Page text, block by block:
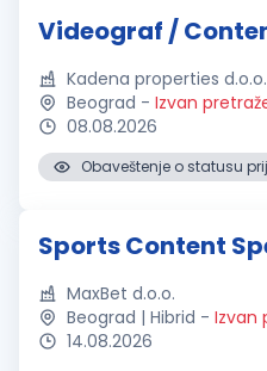
Videograf /
Kadena properties d.o.o.
Beograd - Izvan
08.08.2026
Obaveštenje o statusu
Sports Content
MaxBet d.o.o.
Beograd | Hibrid - Izvan
14.08.2026